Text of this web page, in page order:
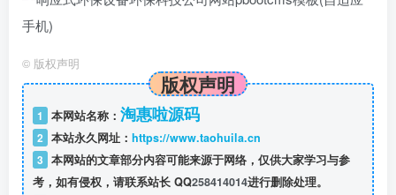
© 版权声明
版权声明
1 本网站名称： 淘惠啦源码
2 本站永久网址： https://www.taohuila.cn
3 本网站的文章部分内容可能来源于网络，仅供大家学习与参
考，如有侵权，请联系站长 QQ258414014进行删除处理。